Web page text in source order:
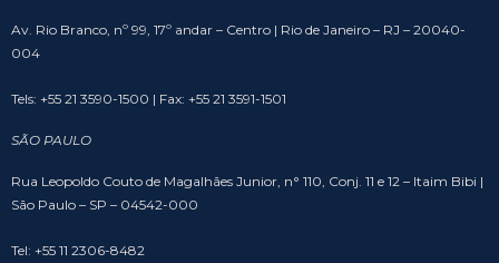
Av. Rio Branco, nº 99, 17º andar – Centro | Rio de Janeiro – RJ – 20040-
004
Tels: +55 21 3590-1500 | Fax: +55 21 3591-1501
SÃO PAULO
Rua Leopoldo Couto de Magalhães Junior, n° 110, Conj. 11 e 12 – Itaim Bibi |
São Paulo – SP – 04542-000
Tel: +55 11 2306-8482